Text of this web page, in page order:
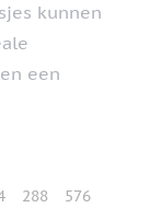
kunnen
een
288 576